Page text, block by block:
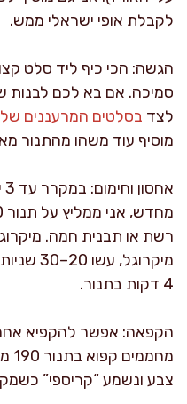
לקבלת אופי ישראלי ממש.
הגשה: הכי כיף ליד סלט
סמיכה. אם בא לכם לבנות
לצד בסלטים המרעננים
מוסיף עוד משהו מהתנור
רשת או תבנית חמה.
4 דקות בתנור.
הקפאה: אפשר להקפיא
צבע ונשמע “קריספי”